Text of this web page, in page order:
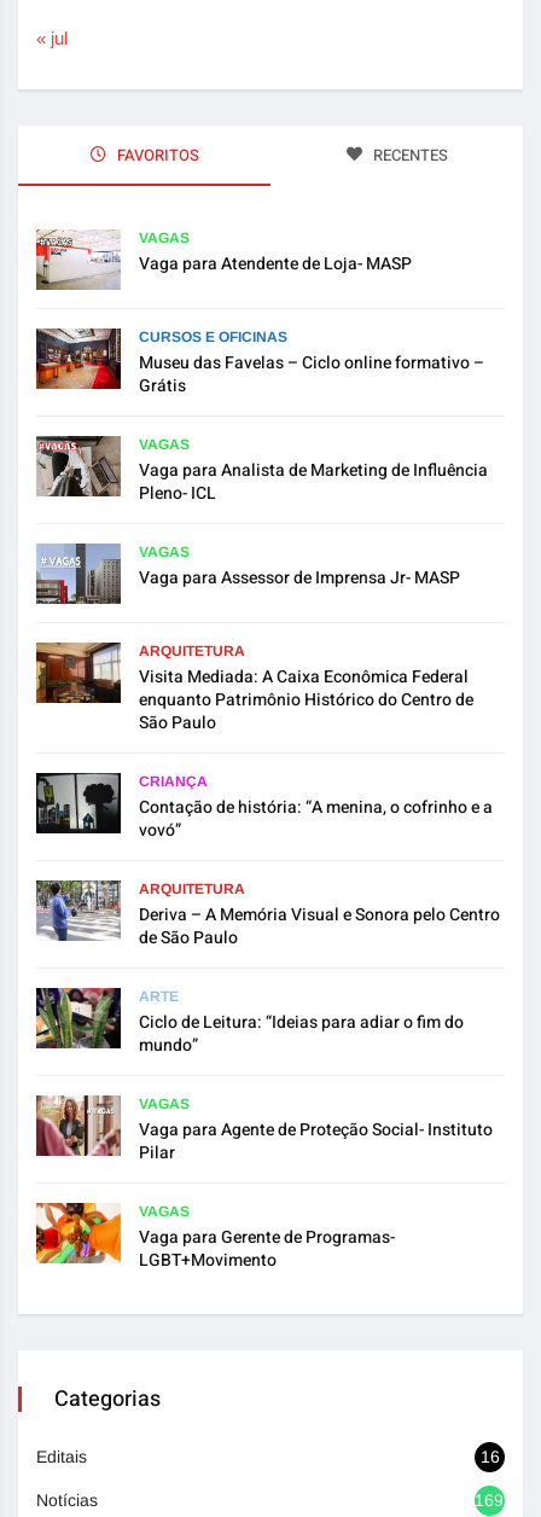
« jul
FAVORITOS RECENTES
VAGAS
Vaga para Atendente de Loja- MASP
CURSOS E OFICINAS
Museu das Favelas – Ciclo online formativo –
Grátis
VAGAS
Vaga para Analista de Marketing de Influência
Pleno- ICL
VAGAS
Vaga para Assessor de Imprensa Jr- MASP
ARQUITETURA
Visita Mediada: A Caixa Econômica Federal
enquanto Patrimônio Histórico do Centro de
São Paulo
CRIANÇA
Contação de história: “A menina, o cofrinho e a
vovó”
ARQUITETURA
Deriva – A Memória Visual e Sonora pelo Centro
de São Paulo
ARTE
Ciclo de Leitura: “Ideias para adiar o fim do
mundo”
VAGAS
Vaga para Agente de Proteção Social- Instituto
Pilar
VAGAS
Vaga para Gerente de Programas-
LGBT+Movimento
Categorias
Editais 16
Notícias 1692